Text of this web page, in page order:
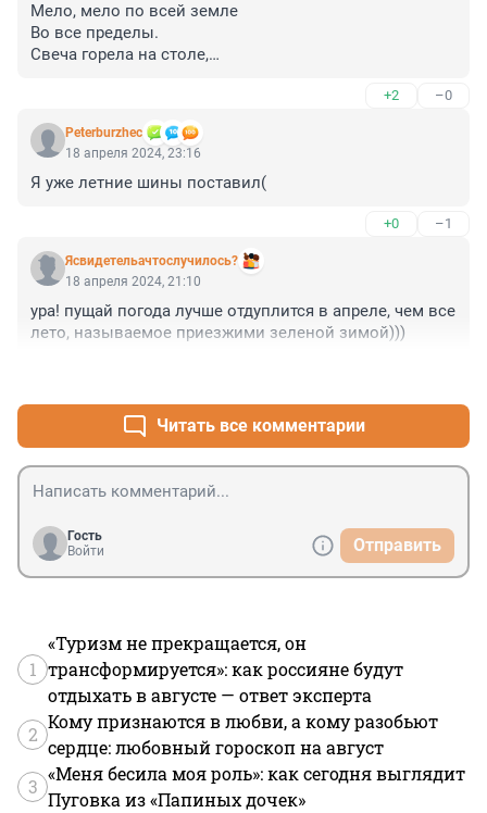
Мело, мело по всей земле
Во все пределы.
Свеча горела на столе,
+2 –0
Peterburzhec
18 апреля 2024, 23:16
Я уже летние шины поставил(
+0 –1
Ясвидетельачтослучилось?
18 апреля 2024, 21:10
ура! пущай погода лучше отдуплится в апреле, чем все
лето, называемое приезжими зеленой зимой)))
Читать все комментарии
Гость
Войти
Отправить
1
«Туризм не прекращается, он
трансформируется»: как россияне будут
отдыхать в августе — ответ эксперта
2
Кому признаются в любви, а кому разобьют
сердце: любовный гороскоп на август
3
«Меня бесила моя роль»: как сегодня выглядит
Пуговка из «Папиных дочек»